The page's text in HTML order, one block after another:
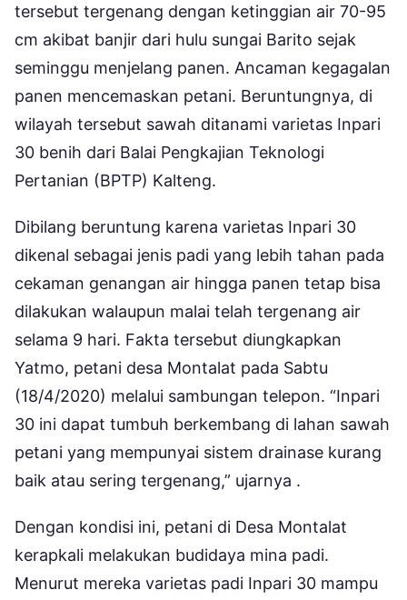
tersebut tergenang dengan ketinggian air 70-95
cm akibat banjir dari hulu sungai Barito sejak
seminggu menjelang panen. Ancaman kegagalan
panen mencemaskan petani. Beruntungnya, di
wilayah tersebut sawah ditanami varietas Inpari
30 benih dari Balai Pengkajian Teknologi
Pertanian (BPTP) Kalteng.
Dibilang beruntung karena varietas Inpari 30
dikenal sebagai jenis padi yang lebih tahan pada
cekaman genangan air hingga panen tetap bisa
dilakukan walaupun malai telah tergenang air
selama 9 hari. Fakta tersebut diungkapkan
Yatmo, petani desa Montalat pada Sabtu
(18/4/2020) melalui sambungan telepon. “Inpari
30 ini dapat tumbuh berkembang di lahan sawah
petani yang mempunyai sistem drainase kurang
baik atau sering tergenang,” ujarnya .
Dengan kondisi ini, petani di Desa Montalat
kerapkali melakukan budidaya mina padi.
Menurut mereka varietas padi Inpari 30 mampu